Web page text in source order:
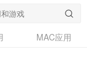
MAC应用